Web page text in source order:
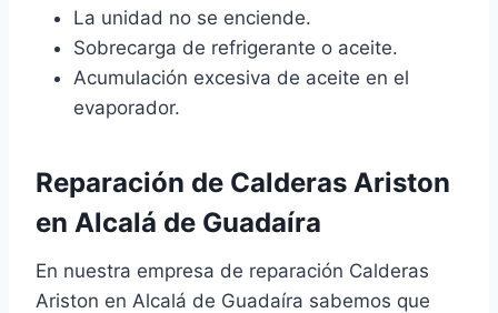
La unidad no se enciende.
Sobrecarga de refrigerante o aceite.
Acumulación excesiva de aceite en el
evaporador.
Reparación de Calderas Ariston
en Alcalá de Guadaíra
En nuestra empresa de reparación Calderas
Ariston en Alcalá de Guadaíra sabemos que